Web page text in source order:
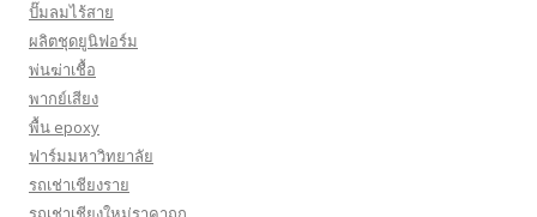
ปั๊มลมไร้สาย
ผลิตชุดยูนิฟอร์ม
พ่นฆ่าเชื้อ
พากย์เสียง
พื้น epoxy
ฟาร์มมหาวิทยาลัย
รถเช่าเชียงราย